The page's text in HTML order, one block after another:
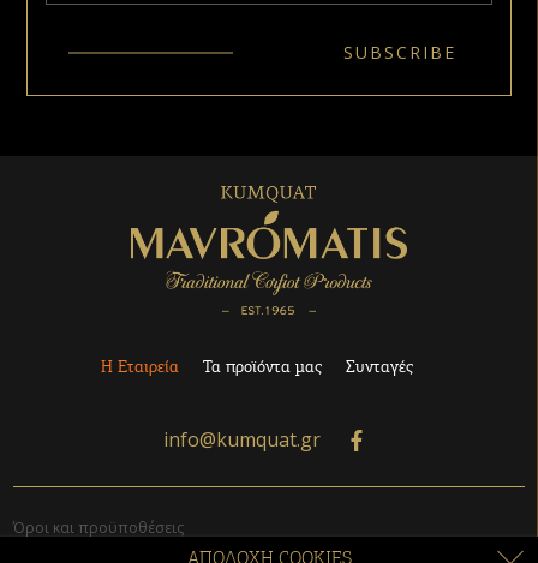
Η Εταιρεία Τα προϊόντα μας Συνταγές
info@kumquat.gr
Όροι και προϋποθέσεις
ΑΠΟΔΟΧΗ COOKIES